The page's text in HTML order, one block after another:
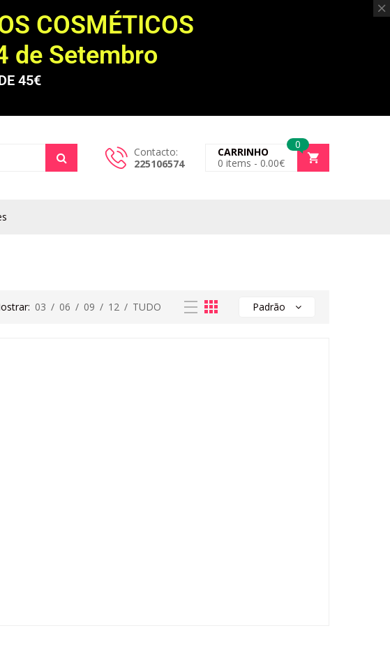
COSMÉTICOS
de Setembro
45€
Contacto:
225106574
0
CARRINHO
0 items - 0.00€
03 / 06 / 09 / 12 / TUDO Padrão